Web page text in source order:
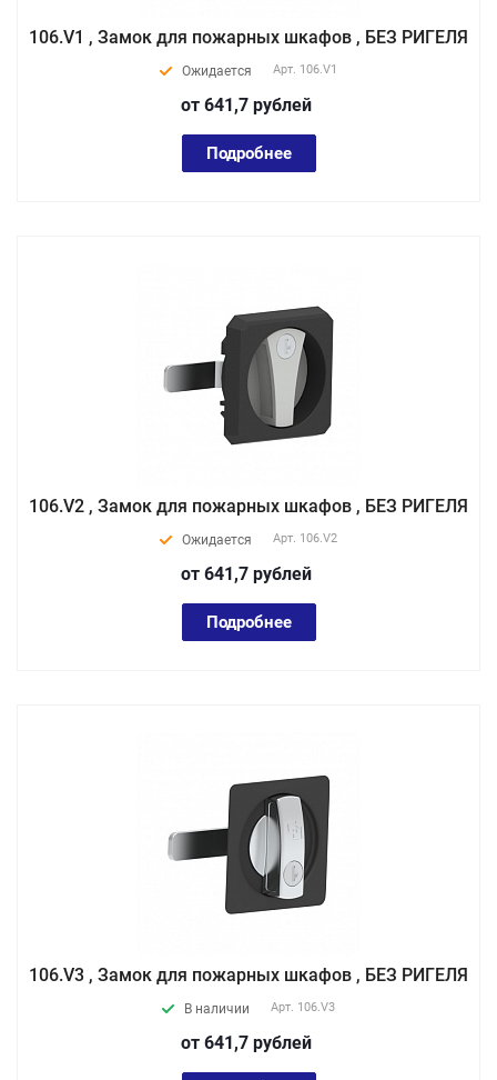
106.V1 , Замок для пожарных шкафов , БЕЗ РИГЕЛЯ
Ожидается Арт. 106.V1
от 641,7 рублей
Подробнее
106.V2 , Замок для пожарных шкафов , БЕЗ РИГЕЛЯ
Ожидается Арт. 106.V2
от 641,7 рублей
Подробнее
106.V3 , Замок для пожарных шкафов , БЕЗ РИГЕЛЯ
В наличии Арт. 106.V3
от 641,7 рублей